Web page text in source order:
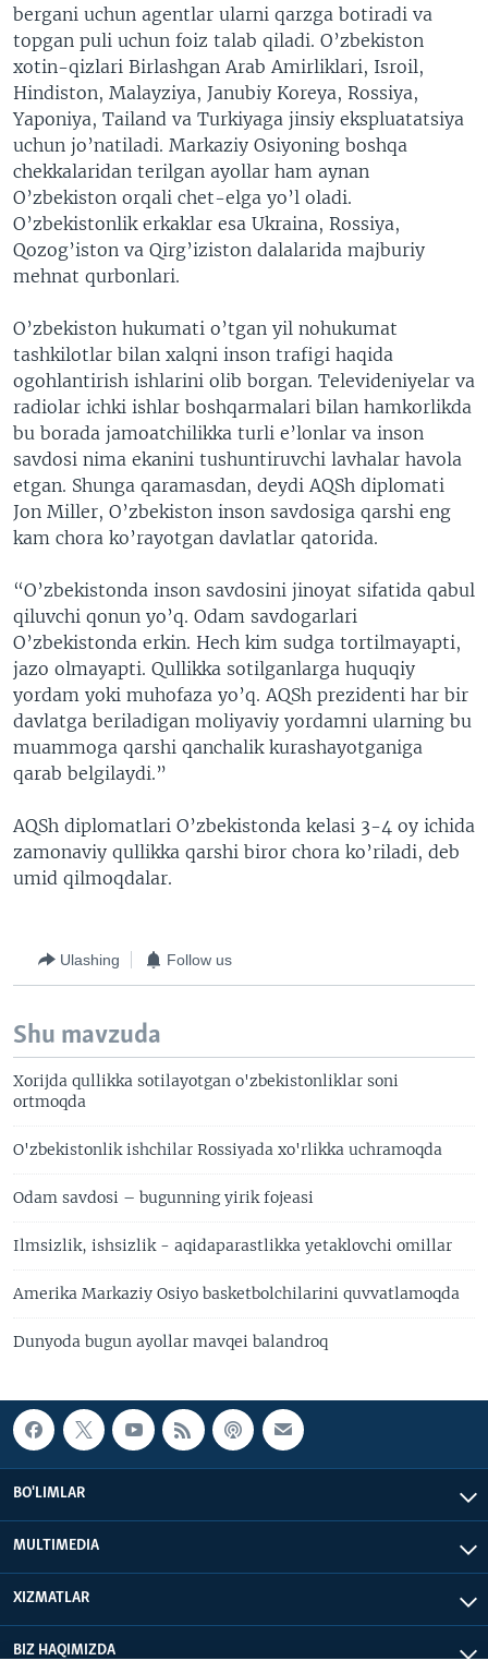
bergani uchun agentlar ularni qarzga botiradi va
topgan puli uchun foiz talab qiladi. O’zbekiston
xotin-qizlari Birlashgan Arab Amirliklari, Isroil,
Hindiston, Malayziya, Janubiy Koreya, Rossiya,
Yaponiya, Tailand va Turkiyaga jinsiy ekspluatatsiya
uchun jo’natiladi. Markaziy Osiyoning boshqa
chekkalaridan terilgan ayollar ham aynan
O’zbekiston orqali chet-elga yo’l oladi.
O’zbekistonlik erkaklar esa Ukraina, Rossiya,
Qozog’iston va Qirg’iziston dalalarida majburiy
mehnat qurbonlari.
O’zbekiston hukumati o’tgan yil nohukumat
tashkilotlar bilan xalqni inson trafigi haqida
ogohlantirish ishlarini olib borgan. Televideniyelar va
radiolar ichki ishlar boshqarmalari bilan hamkorlikda
bu borada jamoatchilikka turli e’lonlar va inson
savdosi nima ekanini tushuntiruvchi lavhalar havola
etgan. Shunga qaramasdan, deydi AQSh diplomati
Jon Miller, O’zbekiston inson savdosiga qarshi eng
kam chora ko’rayotgan davlatlar qatorida.
“O’zbekistonda inson savdosini jinoyat sifatida qabul
qiluvchi qonun yo’q. Odam savdogarlari
O’zbekistonda erkin. Hech kim sudga tortilmayapti,
jazo olmayapti. Qullikka sotilganlarga huquqiy
yordam yoki muhofaza yo’q. AQSh prezidenti har bir
davlatga beriladigan moliyaviy yordamni ularning bu
muammoga qarshi qanchalik kurashayotganiga
qarab belgilaydi.”
AQSh diplomatlari O’zbekistonda kelasi 3-4 oy ichida
zamonaviy qullikka qarshi biror chora ko’riladi, deb
umid qilmoqdalar.
Ulashing Follow us
Shu mavzuda
Xorijda qullikka sotilayotgan o'zbekistonliklar soni
ortmoqda
O'zbekistonlik ishchilar Rossiyada xo'rlikka uchramoqda
Odam savdosi – bugunning yirik fojeasi
Ilmsizlik, ishsizlik - aqidaparastlikka yetaklovchi omillar
Amerika Markaziy Osiyo basketbolchilarini quvvatlamoqda
Dunyoda bugun ayollar mavqei balandroq
BO'LIMLAR
MULTIMEDIA
XIZMATLAR
BIZ HAQIMIZDA